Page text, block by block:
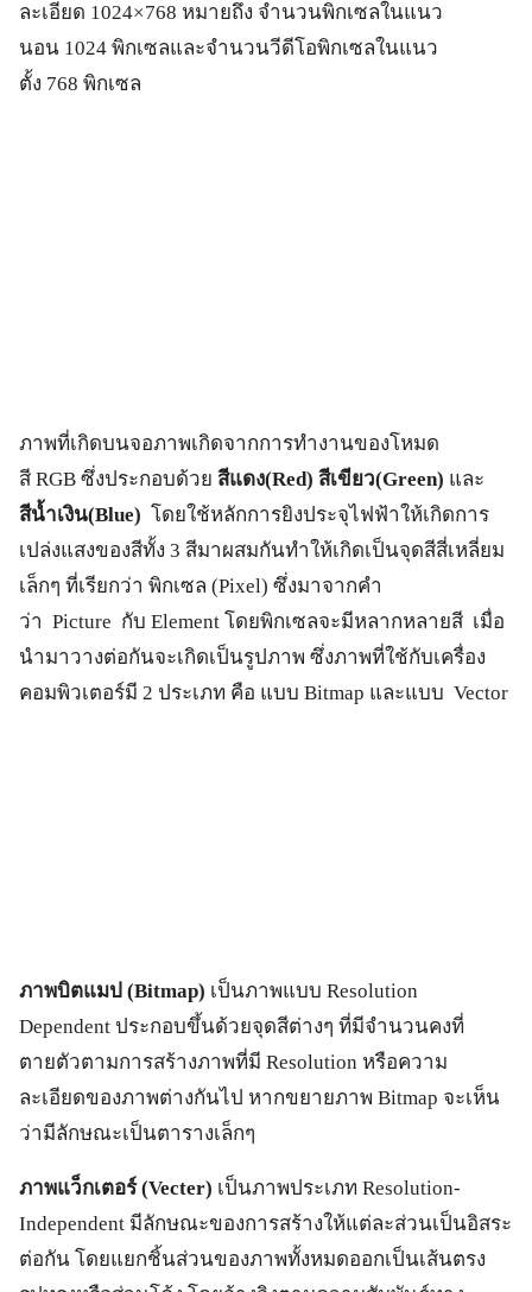
ละเอียด 1024×768 หมายถึง จำนวนพิกเซลในแนว
นอน 1024 พิกเซลและจำนวนวีดีโอพิกเซลในแนว
ตั้ง 768 พิกเซล
ภาพที่เกิดบนจอภาพเกิดจากการทำงานของโหมด
สี RGB ซึ่งประกอบด้วย สีแดง(Red) สีเขียว(Green) และ
สีน้ำเงิน(Blue) โดยใช้หลักการยิงประจุไฟฟ้าให้เกิดการ
เปล่งแสงของสีทั้ง 3 สีมาผสมกันทำให้เกิดเป็นจุดสีสี่เหลี่ยม
เล็กๆ ที่เรียกว่า พิกเซล (Pixel) ซึ่งมาจากคำ
ว่า Picture กับ Element โดยพิกเซลจะมีหลากหลายสี เมื่อ
นำมาวางต่อกันจะเกิดเป็นรูปภาพ ซึ่งภาพที่ใช้กับเครื่อง
คอมพิวเตอร์มี 2 ประเภท คือ แบบ Bitmap และแบบ Vector
ภาพบิตแมป (Bitmap) เป็นภาพแบบ Resolution
Dependent ประกอบขึ้นด้วยจุดสีต่างๆ ที่มีจำนวนคงที่
ตายตัวตามการสร้างภาพที่มี Resolution หรือความ
ละเอียดของภาพต่างกันไป หากขยายภาพ Bitmap จะเห็น
ว่ามีลักษณะเป็นตารางเล็กๆ
ภาพแว็กเตอร์ (Vecter) เป็นภาพประเภท Resolution-
Independent มีลักษณะของการสร้างให้แต่ละส่วนเป็นอิสระ
ต่อกัน โดยแยกชิ้นส่วนของภาพทั้งหมดออกเป็นเส้นตรง